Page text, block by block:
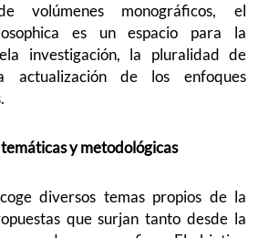
volúmenes monográficos, el
es un espacio para la
investigación, la pluralidad de
actualización de los enfoques
y metodológicas
diversos temas propios de la
que surjan tanto desde la